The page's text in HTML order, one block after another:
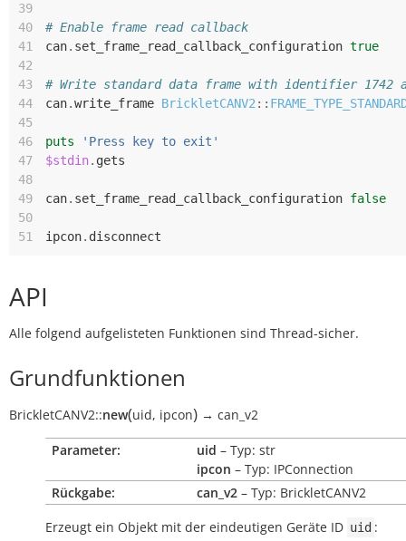
39
40
# Enable frame read callback
41
can. set_frame_read_callback_configuration true
42
43
# Write standard data frame with identifier 1742
44
can.write_frame BrickletCANV2 ::
45
46
puts
'Press key to exit'
47
$stdin. gets
48
49
can. set_frame_read_callback_configuration false
50
51
ipcon. disconnect
API
Alle folgend aufgelisteten Funktionen sind Thread-sicher.
Grundfunktionen
BrickletCANV2::new(uid, ipcon) → can_v2
Parameter: uid – Typ: str
ipcon – Typ: IPConnection
Rückgabe:
can_v2 – Typ: BrickletCANV2
Erzeugt ein Objekt mit der eindeutigen Geräte ID uid :